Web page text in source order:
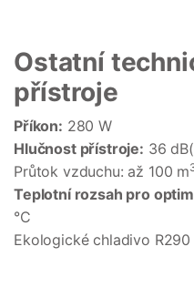
Ostatní
přístroje
Příkon: 280 W
Hlučnost přístroje: 36
Průtok vzduchu: až 100 m
Teplotní rozsah pro
°C
Ekologické chladivo R290